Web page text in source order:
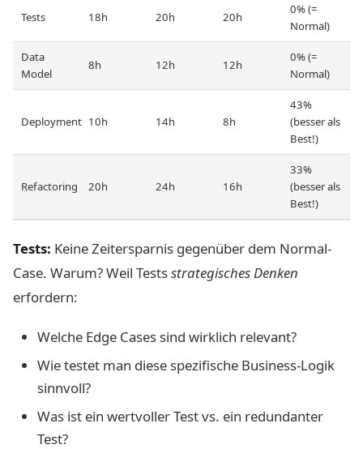
Tests 18h 20h 20h
0% (=
Normal)
Data
Model
8h 12h 12h
0% (=
Normal)
Deployment 10h 14h 8h
43%
(besser als
Best!)
Refactoring 20h 24h 16h
33%
(besser als
Best!)
Tests: Keine Zeitersparnis gegenüber dem Normal-
Case. Warum? Weil Testsstrategisches Denken
erfordern:
Welche Edge Cases sind wirklich relevant?
Wie testet man diese spezifische Business-Logik
sinnvoll?
Was ist ein wertvoller Test vs. ein redundanter
Test?